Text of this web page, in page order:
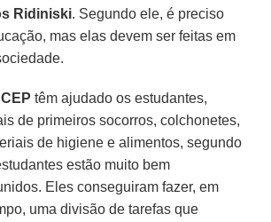
Ridiniski. Segundo ele, é preciso
mas elas devem ser feitas em
CEP têm ajudado os estudantes,
de primeiros socorros, colchonetes,
de higiene e alimentos, segundo
estão muito bem
Eles conseguiram fazer, em
uma divisão de tarefas que